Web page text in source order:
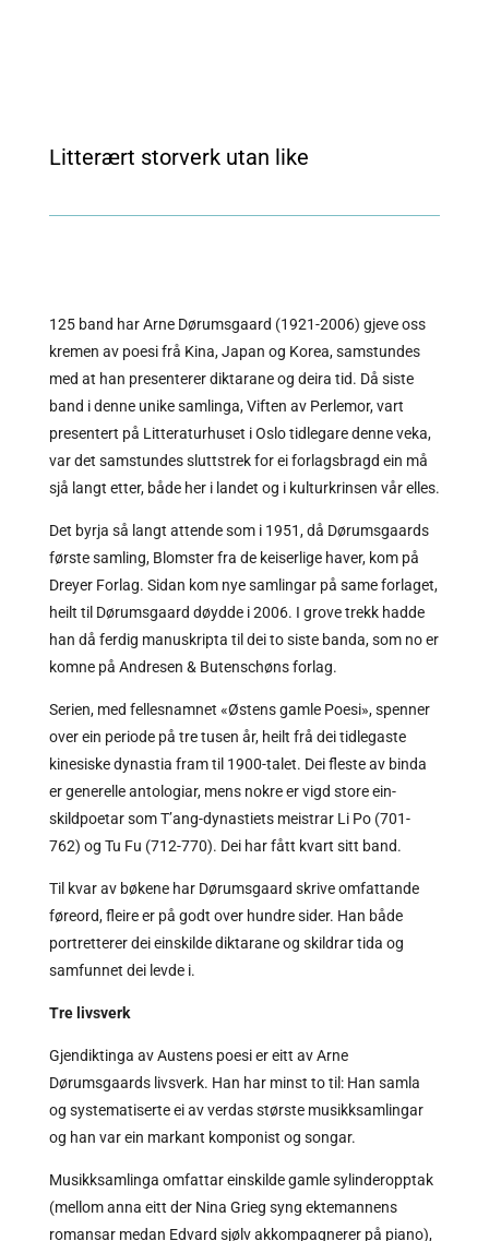
Litterært storverk utan like
125 band har Arne Dørumsgaard (1921-2006) gjeve oss
kremen av poesi frå Kina, Japan og Korea, samstundes
med at han presenterer diktarane og deira tid. Då siste
band i denne unike samlinga, Viften av Perlemor, vart
presentert på Litteraturhuset i Oslo tidlegare denne veka,
var det samstundes sluttstrek for ei forlagsbragd ein må
sjå langt etter, både her i landet og i kulturkrinsen vår elles.
Det byrja så langt attende som i 1951, då Dørumsgaards
første samling, Blomster fra de keiserlige haver, kom på
Dreyer Forlag. Sidan kom nye samlingar på same forlaget,
heilt til Dørumsgaard døydde i 2006. I grove trekk hadde
han då ferdig manuskripta til dei to siste banda, som no er
komne på Andresen & Butenschøns forlag.
Serien, med fellesnamnet «Østens gamle Poesi», spenner
over ein periode på tre tusen år, heilt frå dei tidlegaste
kinesiske dynastia fram til 1900-talet. Dei fleste av binda
er generelle antologiar, mens nokre er vigd store ein-
skildpoetar som T’ang-dynastiets meistrar Li Po (701-
762) og Tu Fu (712-770). Dei har fått kvart sitt band.
Til kvar av bøkene har Dørumsgaard skrive omfattande
føreord, fleire er på godt over hundre sider. Han både
portretterer dei einskilde diktarane og skildrar tida og
samfunnet dei levde i.
Tre livsverk
Gjendiktinga av Austens poesi er eitt av Arne
Dørumsgaards livsverk. Han har minst to til: Han samla
og systematiserte ei av verdas største musikksamlingar
og han var ein markant komponist og songar.
Musikksamlinga omfattar einskilde gamle sylinderopptak
(mellom anna eitt der Nina Grieg syng ektemannens
romansar medan Edvard sjølv akkompagnerer på piano),